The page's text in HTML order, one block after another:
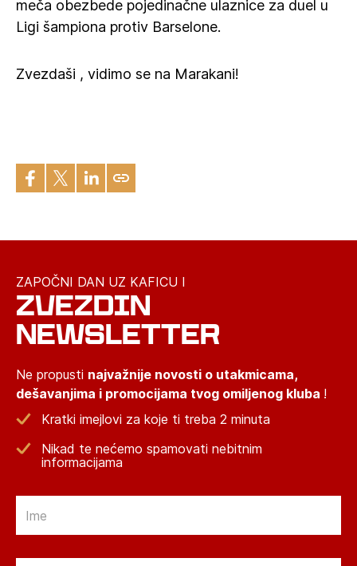
meča obezbede pojedinačne ulaznice za duel u
Ligi šampiona protiv Barselone.
Zvezdaši , vidimo se na Marakani!
ZAPOČNI DAN UZ KAFICU I
ZVEZDIN
NEWSLETTER
Ne propusti najvažnije novosti o utakmicama,
dešavanjima i promocijama tvog omiljenog kluba !
Kratki imejlovi za koje ti treba 2 minuta
Nikad te nećemo spamovati nebitnim
informacijama